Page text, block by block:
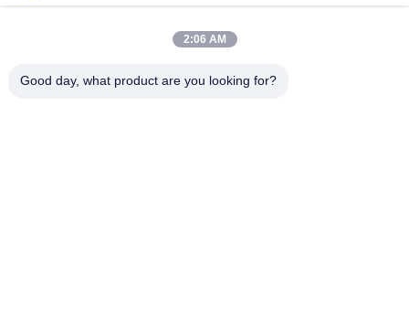
ทัวร์โรงงาน
ควบคุมคุณภาพ
ติดต่อเรา
2:06 AM
Good day, what product are you looking for?